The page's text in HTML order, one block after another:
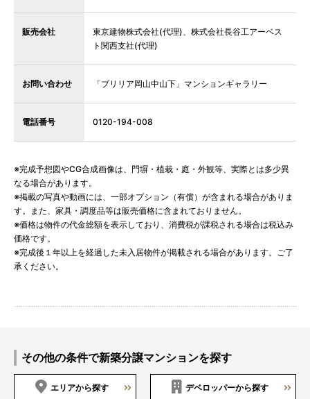
販売会社
東京建物株式会社(代理)、株式会社長谷工アーベス
ト関西支社(代理)
お問い合わせ 「ブリリア岡山中山下」マンションギャラリー
電話番号 0120-194-008
※完成予想図やCG合成画像は、門塀・植栽・庭・外観等、実際とは多少異
なる場合があります。
※掲載の写真や動画には、一部オプション（有償）が含まれる場合がありま
す。また、家具・調度品等は販売価格に含まれておりません。
※価格は物件の代金総額を表示しており、消費税が課税される場合は税込み
価格です。
※完成後１年以上を経過した未入居物件が掲載される場合があります。ご了
承ください。
その他の条件で新築分譲マンションを探す
エリアから探す デベロッパーから探す